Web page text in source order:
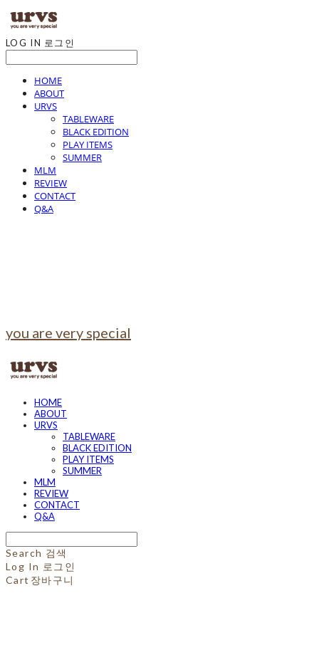
LOG IN 로그인
HOME
ABOUT
URVS
TABLEWARE
BLACK EDITION
PLAY ITEMS
SUMMER
MLM
REVIEW
CONTACT
Q&A
you are very special
HOME
ABOUT
URVS
TABLEWARE
BLACK EDITION
PLAY ITEMS
SUMMER
MLM
REVIEW
CONTACT
Q&A
Search 검색
Log In 로그인
Cart 장바구니